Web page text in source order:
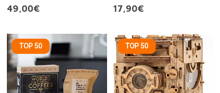
49,00€
17,90€
TOP 50 TOP 50